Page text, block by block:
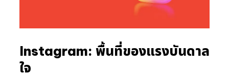
Instagram: พื้นที่ของแรงบันดาล
ใจ